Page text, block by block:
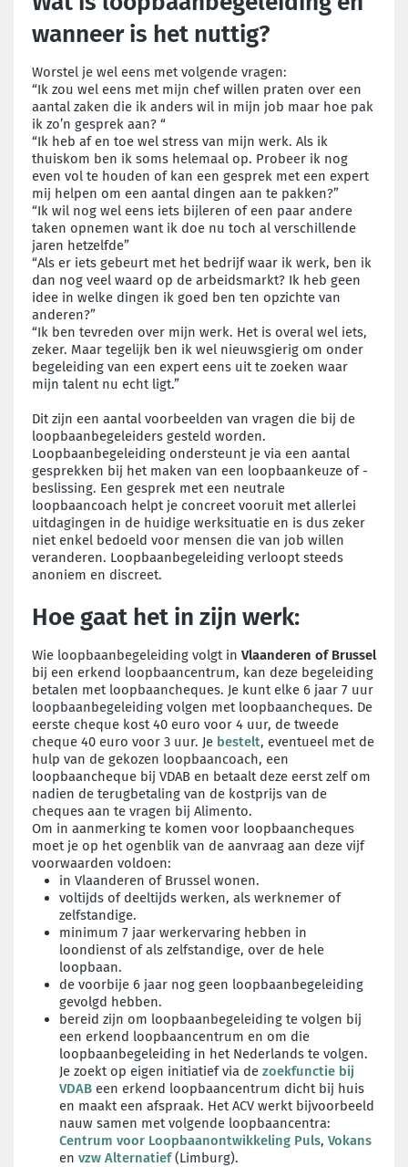
wanneer is het nuttig?
Worstel je wel eens met volgende vragen:
“Ik zou wel eens met mijn chef willen praten over een
aantal zaken die ik anders wil in mijn job maar hoe pak
ik zo’n gesprek aan? “
“Ik heb af en toe wel stress van mijn werk. Als ik
thuiskom ben ik soms helemaal op. Probeer ik nog
even vol te houden of kan een gesprek met een expert
mij helpen om een aantal dingen aan te pakken?”
“Ik wil nog wel eens iets bijleren of een paar andere
taken opnemen want ik doe nu toch al verschillende
jaren hetzelfde”
“Als er iets gebeurt met het bedrijf waar ik werk, ben ik
dan nog veel waard op de arbeidsmarkt? Ik heb geen
idee in welke dingen ik goed ben ten opzichte van
anderen?”
“Ik ben tevreden over mijn werk. Het is overal wel iets,
zeker. Maar tegelijk ben ik wel nieuwsgierig om onder
begeleiding van een expert eens uit te zoeken waar
mijn talent nu echt ligt.”
Dit zijn een aantal voorbeelden van vragen die bij de
loopbaanbegeleiders gesteld worden.
Loopbaanbegeleiding ondersteunt je via een aantal
gesprekken bij het maken van een loopbaankeuze of -
beslissing. Een gesprek met een neutrale
loopbaancoach helpt je concreet vooruit met allerlei
uitdagingen in de huidige werksituatie en is dus zeker
niet enkel bedoeld voor mensen die van job willen
veranderen. Loopbaanbegeleiding verloopt steeds
anoniem en discreet.
Hoe gaat het in zijn werk:
Wie loopbaanbegeleiding volgt in Vlaanderen of Brussel
bij een erkend loopbaancentrum, kan deze begeleiding
betalen met loopbaancheques. Je kunt elke 6 jaar 7 uur
loopbaanbegeleiding volgen met loopbaancheques. De
eerste cheque kost 40 euro voor 4 uur, de tweede
cheque 40 euro voor 3 uur. Je bestelt, eventueel met de
hulp van de gekozen loopbaancoach, een
loopbaancheque bij VDAB en betaalt deze eerst zelf om
nadien de terugbetaling van de kostprijs van de
cheques aan te vragen bij Alimento.
Om in aanmerking te komen voor loopbaancheques
moet je op het ogenblik van de aanvraag aan deze vijf
voorwaarden voldoen:
in Vlaanderen of Brussel wonen.
voltijds of deeltijds werken, als werknemer of
zelfstandige.
minimum 7 jaar werkervaring hebben in
loondienst of als zelfstandige, over de hele
loopbaan.
de voorbije 6 jaar nog geen loopbaanbegeleiding
gevolgd hebben.
bereid zijn om loopbaanbegeleiding te volgen bij
een erkend loopbaancentrum en om die
loopbaanbegeleiding in het Nederlands te volgen.
Je zoekt op eigen initiatief via de zoekfunctie bij
VDAB een erkend loopbaancentrum dicht bij huis
en maakt een afspraak. Het ACV werkt bijvoorbeeld
nauw samen met volgende loopbaancentra:
Centrum voor Loopbaanontwikkeling Puls, Vokans
en vzw Alternatief(Limburg).